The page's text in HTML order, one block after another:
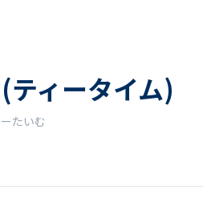
ィータイム)
たいむ